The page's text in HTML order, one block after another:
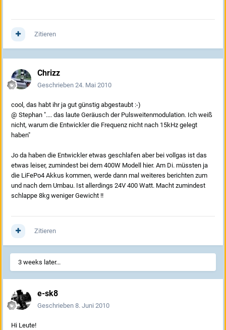
Zitieren
Chrizz
Geschrieben 24. Mai 2010
cool, das habt ihr ja gut günstig abgestaubt :-)
@ Stephan ".... das laute Geräusch der Pulsweitenmodulation. Ich weiß
nicht, warum die Entwickler die Frequenz nicht nach 15kHz gelegt
haben"
Jo da haben die Entwickler etwas geschlafen aber bei vollgas ist das
etwas leiser, zumindest bei dem 400W Modell hier. Am Di. müssten ja
die LiFePo4 Akkus kommen, werde dann mal weiteres berichten zum
und nach dem Umbau. Ist allerdings 24V 400 Watt. Macht zumindest
schlappe 8kg weniger Gewicht !!
Zitieren
3 weeks later...
e-sk8
Geschrieben 8. Juni 2010
Hi Leute!